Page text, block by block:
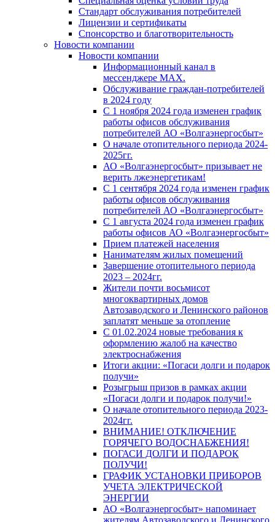
Стандарт обслуживания потребителей
Лицензии и сертификаты
Спонсорство и благотворительность
Новости компании
Новости компании
Информационный канал в
мессенджере MAX.
Обслуживание граждан-потребителей
в 2024 году
С 1 ноября 2024 года изменен график
работы офисов обслуживания
потребителей АО «Волгаэнергосбыт»
О начале отопительного периода 2024-
2025гг.
АО «Волгаэнергосбыт» призывает не
верить лжеэнергетикам!
С 1 сентября 2024 года изменен график
работы офисов обслуживания
потребителей АО «Волгаэнергосбыт»
С 1 августа 2024 года изменен график
работы офисов АО «Волгаэнергосбыт»
Прием платежей населения
Нанимателям жилых помещений
Завершение отопительного периода
2023 – 2024гг.
Жители почти восьмисот
многоквартирных домов
Автозаводского и Ленинского районов
заплатят меньше за отопление
С 01.02.2024 новые требования к
оформлению жалоб на качество
электроснабжения
Итоги акции: «Погаси долги и подарок
получи»
Розыгрыш призов в рамках акции
«Погаси долги и подарок получи!»
О начале отопительного периода 2023-
2024гг.
ВНИМАНИЕ! ОТКЛЮЧЕНИЕ
ГОРЯЧЕГО ВОДОСНАБЖЕНИЯ!
ПОГАСИ ДОЛГИ И ПОДАРОК
ПОЛУЧИ!
ГРАФИК УСТАНОВКИ ПРИБОРОВ
УЧЕТА ЭЛЕКТРИЧЕСКОЙ
ЭНЕРГИИ
АО «Волгаэнергосбыт» напоминает